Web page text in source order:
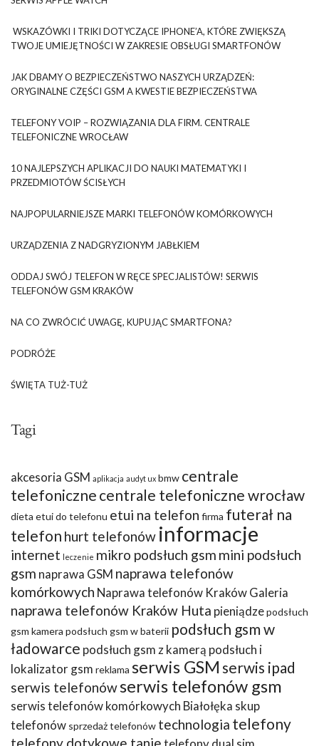
WSKAZÓWKI I TRIKI DOTYCZĄCE IPHONE’A, KTÓRE ZWIĘKSZĄ
TWOJE UMIEJĘTNOŚCI W ZAKRESIE OBSŁUGI SMARTFONÓW
JAK DBAMY O BEZPIECZEŃSTWO NASZYCH URZĄDZEŃ:
ORYGINALNE CZĘŚCI GSM A KWESTIE BEZPIECZEŃSTWA
TELEFONY VOIP – ROZWIĄZANIA DLA FIRM. CENTRALE
TELEFONICZNE WROCŁAW
10 NAJLEPSZYCH APLIKACJI DO NAUKI MATEMATYKI I
PRZEDMIOTÓW ŚCISŁYCH
NAJPOPULARNIEJSZE MARKI TELEFONÓW KOMÓRKOWYCH
URZĄDZENIA Z NADGRYZIONYM JABŁKIEM
ODDAJ SWÓJ TELEFON W RĘCE SPECJALISTÓW! SERWIS
TELEFONÓW GSM KRAKÓW
NA CO ZWRÓCIĆ UWAGĘ, KUPUJĄC SMARTFONA?
PODRÓŻE
ŚWIĘTA TUŻ-TUŻ
Tagi
akcesoria GSM aplikacja audyt ux bmw centrale
telefoniczne centrale telefoniczne wrocław
dieta etui do telefonu etui na telefon firma futerał na
telefon hurt telefonów informacje
internet leczenie mikro podsłuch gsm mini podsłuch
gsm naprawa GSM naprawa telefonów
komórkowych Naprawa telefonów Kraków Galeria
naprawa telefonów Kraków Huta pieniądzepodsłuch
gsm kamera podsłuch gsm w baterii podsłuch gsm w
ładowarce podsłuch gsm z kamerą podsłuch i
lokalizator gsm reklama serwis GSM serwis ipad
serwis telefonówserwis telefonów gsm
serwis telefonów komórkowych Białołęka skup
telefonów sprzedaż telefonów technologia telefony